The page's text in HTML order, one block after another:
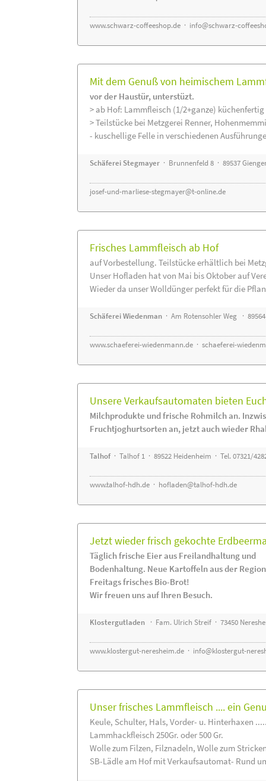
www.schwarz-coffeeshop.de · info@schwarz-
Mit dem Genuß von heimischem
vor der Haustür, unterstüzt.
> ab Hof: Lammfleisch (1/2+ganze)
> Teilstücke bei Metzgerei Renner,
- kuschellige Felle in verschiedenen
Schäferei Stegmayer · Brunnenfeld 8 · 89537
josef-und-marliese-stegmayer@t-online.de
Frisches Lammfleisch ab Hof
auf Vorbestellung. Teilstücke erhältlich bei
Unser Hofladen hat von Mai bis Oktober auf
Wieder da unser Wolldünger perfekt für die
Schäferei Wiedenman · Am Rotensohler Weg ·
www.schaeferei-wiedenmann.de · schaeferei-
Unsere Verkaufsautomaten bieten
Milchprodukte und frische Rohmilch an.
Fruchtjoghurtsorten an, jetzt auch wieder
Talhof· Talhof 1 · 89522 Heidenheim · Tel. 07321/
www.talhof-hdh.de · hofladen@talhof-hdh.de
Jetzt wieder frisch gekochte
Täglich frische Eier aus Freilandhaltung und
Bodenhaltung. Neue Kartoffeln aus der
Freitags frisches Bio-Brot!
Wir freuen uns auf Ihren Besuch.
Klostergutladen · Fam. Ulrich Streif · 73450
www.klostergut-neresheim.de · info@klostergut-
Unser frisches Lammfleisch .... ein
Keule, Schulter, Hals, Vorder- u. Hinterhaxen
Lammhackfleisch 250Gr. oder 500 Gr.
Wolle zum Filzen, Filznadeln, Wolle zum
SB-Lädle am Hof mit Verkaufsautomat- Rund